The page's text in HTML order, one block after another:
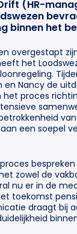
(HR-
binnen het
overgestapt
het
en Nancy de
proces
een soepel
zowel de
nu er in de
toekomst
draagt bij